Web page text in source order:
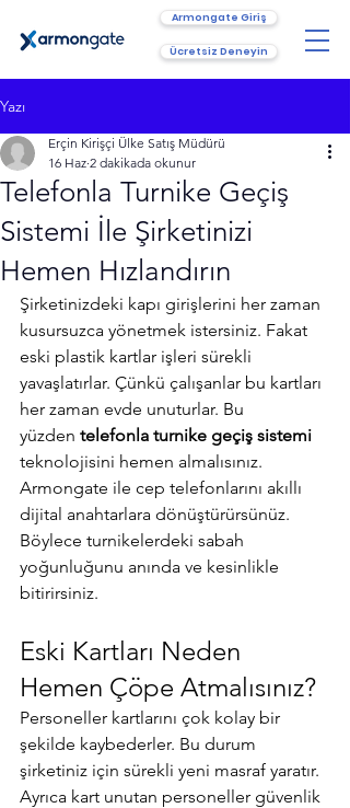
Armongate Giriş
Ücretsiz Deneyin
Yazı
Telefonla Turnike Geçiş
Sistemi İle Şirketinizi
Hemen Hızlandırın
Erçin Kirişçi Ülke Satış Müdürü
16 Haz 2 dakikada okunur
Şirketinizdeki kapı girişlerini her zaman
kusursuzca yönetmek istersiniz. Fakat
eski plastik kartlar işleri sürekli
yavaşlatırlar. Çünkü çalışanlar bu kartları
her zaman evde unuturlar. Bu
yüzden telefonla turnike geçiş sistemi
teknolojisini hemen almalısınız.
Armongate ile cep telefonlarını akıllı
dijital anahtarlara dönüştürürsünüz.
Böylece turnikelerdeki sabah
yoğunluğunu anında ve kesinlikle
bitirirsiniz.
Eski Kartları Neden
Hemen Çöpe Atmalısınız?
Personeller kartlarını çok kolay bir
şekilde kaybederler. Bu durum
şirketiniz için sürekli yeni masraf yaratır.
Ayrıca kart unutan personeller güvenlik